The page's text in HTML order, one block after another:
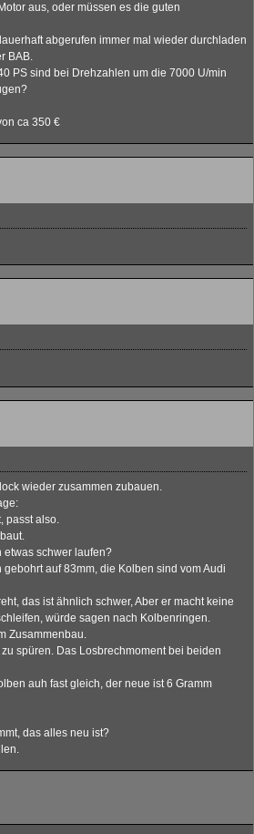
aus, oder müssen es die guten
abgerufen immer mal wieder durchladen
BAB.
PS sind bei Drehzahlen um die 7000 U/min
ca 350 €
wieder zusammen zubauen.
passt also.
etwas schwer laufen?
auf 83mm, die Kolben sind vom Audi
das ist ähnlich schwer, Aber er macht keine
würde sagen nach Kolbenringen.
Zusammenbau.
spüren. Das Losbrechmoment bei beiden
auh fast gleich, der neue ist 6 Gramm
das alles neu ist?